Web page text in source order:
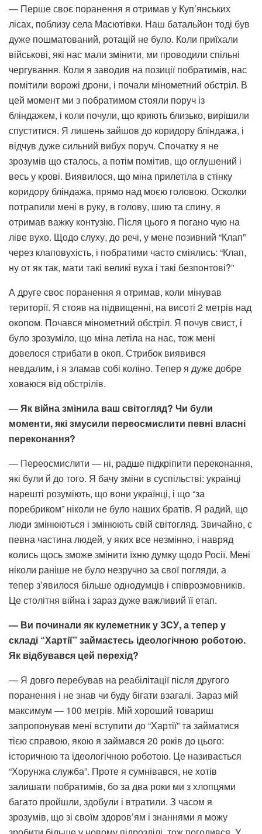
— Перше своє поранення я отримав у Куп’янських
лісах, поблизу села Масютівки. Наш батальйон тоді був
дуже пошматований, ротацій не було. Коли приїхали
військові, які нас мали змінити, ми проводили спільні
чергування. Коли я заводив на позиції побратимів, нас
помітили ворожі дрони, і почали мінометний обстріл. В
цей момент ми з побратимом стояли поруч із
бліндажем, і коли почули, що криють близько, вирішили
спуститися. Я лишень зайшов до коридору бліндажа, і
відчув дуже сильний вибух поруч. Спочатку я не
зрозумів що сталось, а потім помітив, що оглушений і
весь у крові. Виявилося, що міна прилетіла в стінку
коридору бліндажа, прямо над моєю головою. Осколки
потрапили мені в руку, в голову, шию та спину, я
отримав важку контузію. Після цього я погано чую на
ліве вухо. Щодо слуху, до речі, у мене позивний “Клап”
через клаповухість, і побратими часто сміялись: “Клап,
ну от як так, мати такі великі вуха і такі безпонтові?”
А друге своє поранення я отримав, коли мінував
території. Я стояв на підвищенні, на висоті 2 метрів над
окопом. Почався мінометний обстріл. Я почув свист, і
було зрозуміло, що міна летіла на нас, тож мені
довелося стрибати в окоп. Стрибок виявився
невдалим, і я зламав собі коліно. Тепер я дуже добре
ховаюся від обстрілів.
— Як війна змінила ваш світогляд? Чи були
моменти, які змусили переосмислити певні власні
переконання?
— Переосмислити — ні, радше підкріпити переконання,
які були й до того. Я бачу зміни в суспільстві: українці
нарешті розуміють, що вони українці, і що “за
поребриком” ніколи не було наших братів. Я радий, що
люди змінюються і змінюють свій світогляд. Звичайно, є
певна частина людей, у яких все незмінно, і навряд
колись щось зможе змінити їхню думку щодо Росії. Мені
ніколи раніше не було незручно за свої погляди, а
тепер з’явилося більше однодумців і співрозмовників.
Це столітня війна і зараз дуже важливий її етап.
— Ви починали як кулеметник у ЗСУ, а тепер у
складі “Хартії” займаєтесь ідеологічною роботою.
Як відбувався цей перехід?
— Я довго перебував на реабілітації після другого
поранення і не знав чи буду бігати взагалі. Зараз мій
максимум — 100 метрів. Мій хороший товариш
запропонував мені вступити до “Хартії” та займатися
тією справою, якою я займався 20 років до цього:
історичною та ідеологічною роботою. Це називається
“Хорунжа служба”. Проте я сумнівався, не хотів
залишати побратимів, бо за два роки ми з хлопцями
багато пройшли, здобули і втратили. З часом я
зрозумів, що зі своїм здоров’ям і знаннями я можу